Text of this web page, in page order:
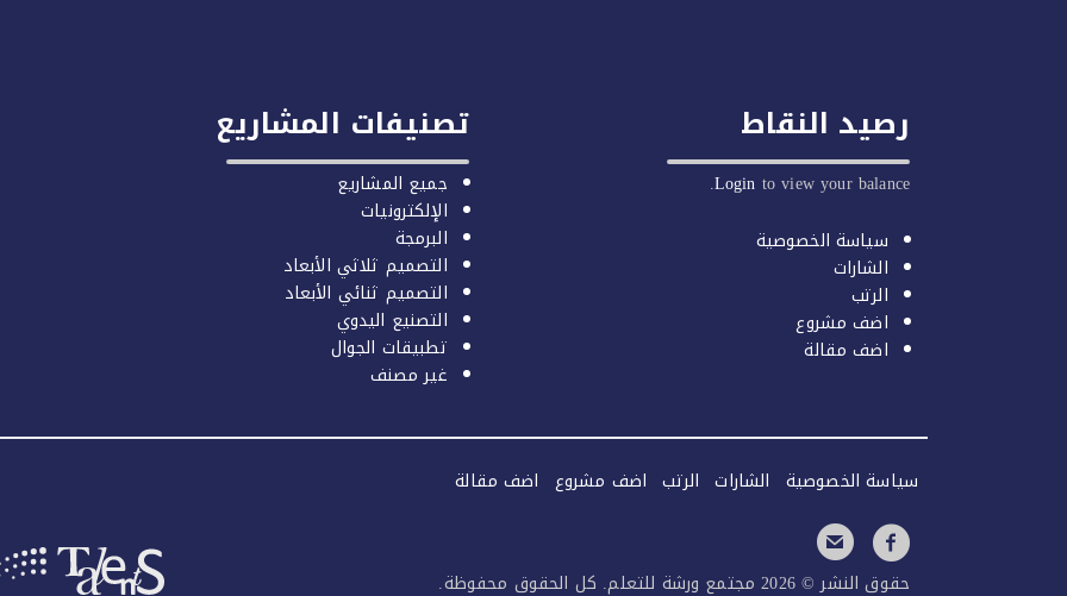
رصيد النقاط
Login to view your balance.
سياسة الخصوصية
الشارات
الرتب
اضف مشروع
اضف مقالة
تصنيفات المشاريع
جميع المشاريع
الإلكترونيات
البرمجة
التصميم ثلاثي الأبعاد
التصميم ثنائي الأبعاد
التصنيع اليدوي
تطبيقات الجوال
غير مصنف
سياسة الخصوصية الشارات الرتب اضف مشروع اضف مقالة
حقوق النشر © 2026 مجتمع ورشة للتعلم. كل الحقوق محفوظة.